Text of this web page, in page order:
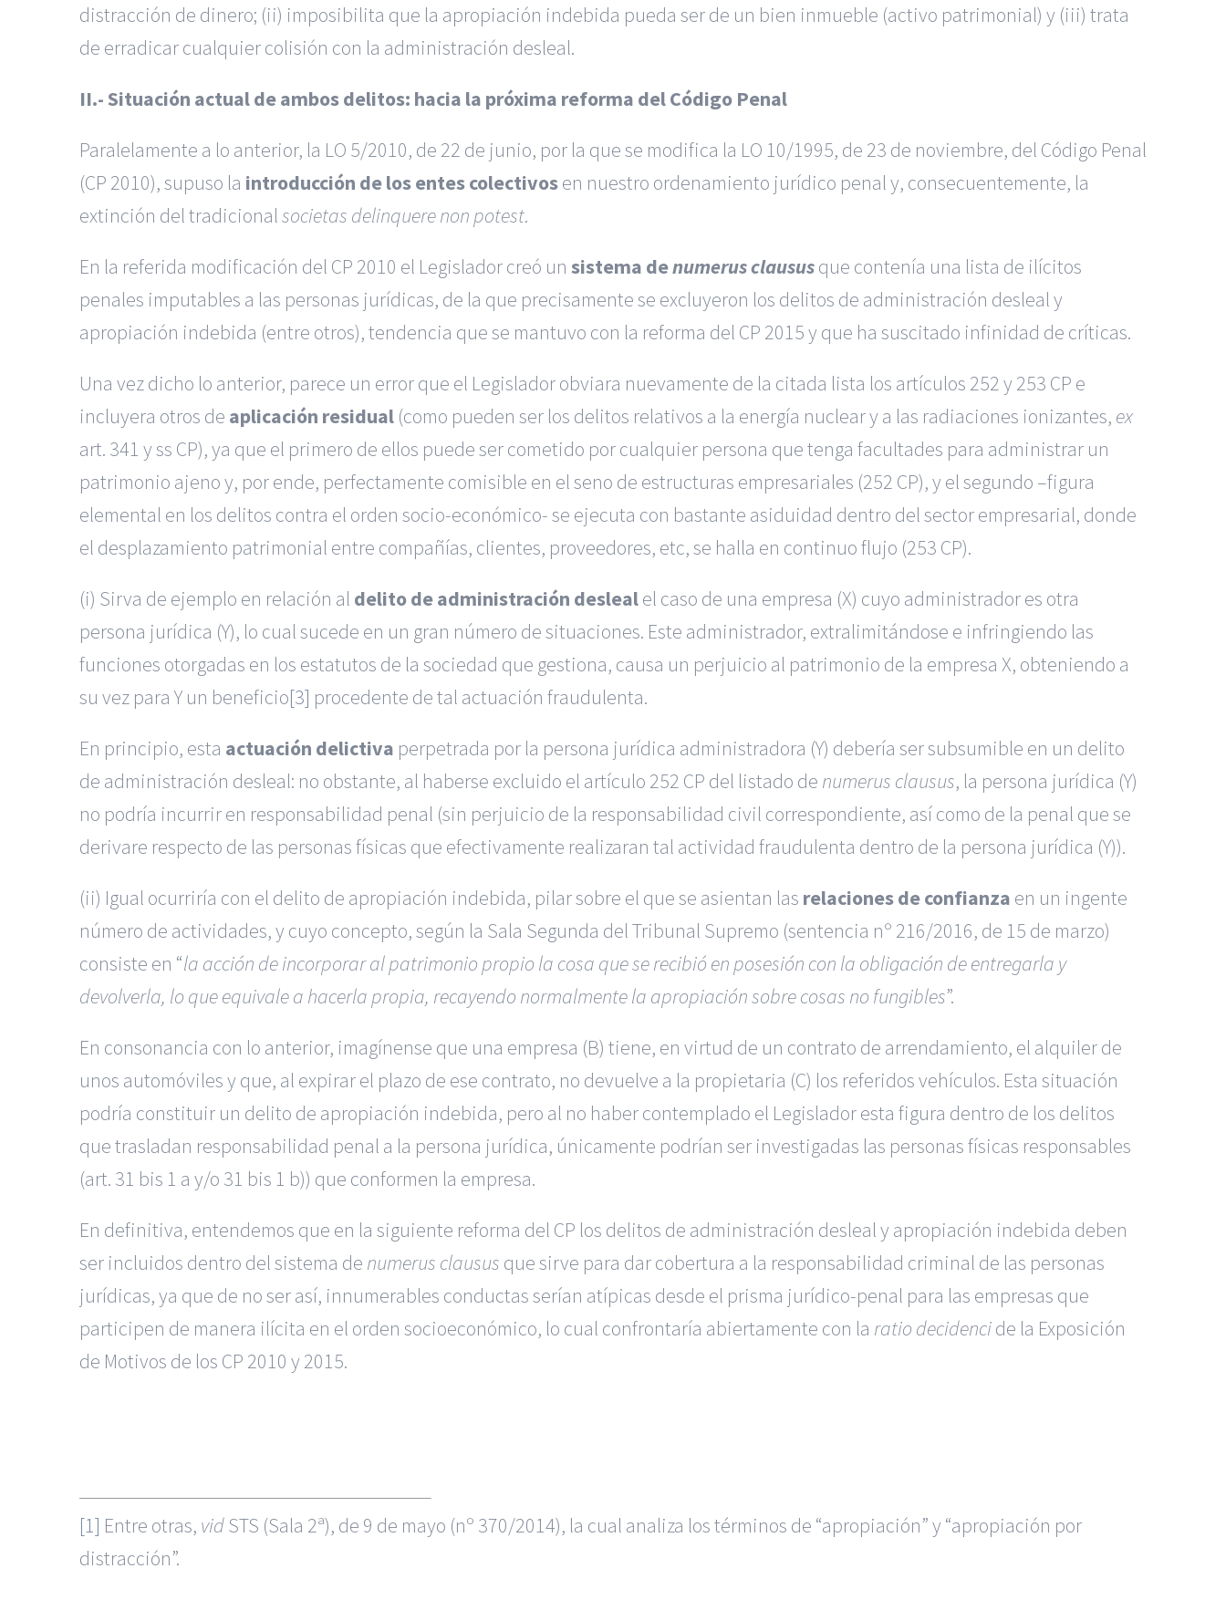
distracción de dinero; (ii) imposibilita que la apropiación indebida pueda ser de un bien inmueble (activo patrimonial) y (iii) trata
de erradicar cualquier colisión con la administración desleal.
II.- Situación actual de ambos delitos: hacia la próxima reforma del Código Penal
Paralelamente a lo anterior, la LO 5/2010, de 22 de junio, por la que se modifica la LO 10/1995, de 23 de noviembre, del Código Penal
(CP 2010), supuso la introducción de los entes colectivosen nuestro ordenamiento jurídico penal y, consecuentemente, la
extinción del tradicional societas delinquere non potest.
En la referida modificación del CP 2010 el Legislador creó un sistema denumerus claususque contenía una lista de ilícitos
penales imputables a las personas jurídicas, de la que precisamente se excluyeron los delitos de administración desleal y
apropiación indebida (entre otros), tendencia que se mantuvo con la reforma del CP 2015 y que ha suscitado infinidad de críticas.
Una vez dicho lo anterior, parece un errorque el Legislador obviara nuevamente de la citada lista los artículos 252 y 253 CP e
incluyera otros de aplicación residual (como pueden ser los delitos relativos a la energía nuclear y a las radiaciones ionizantes, ex
art. 341 y ss CP), ya que el primero de ellos puede ser cometido por cualquier persona que tenga facultades para administrar un
patrimonio ajeno y, por ende, perfectamente comisible en el seno de estructuras empresariales (252 CP), y el segundo –figura
elemental en los delitos contra el orden socio-económico- se ejecuta con bastante asiduidad dentro del sector empresarial, donde
el desplazamiento patrimonial entre compañías, clientes, proveedores, etc, se halla en continuo flujo (253 CP).
(i) Sirva de ejemplo en relación al delito de administración deslealel caso de una empresa (X) cuyo administrador es otra
persona jurídica (Y), lo cual sucede en un gran número de situaciones. Este administrador, extralimitándose e infringiendo las
funciones otorgadas en los estatutos de la sociedad que gestiona, causa un perjuicio al patrimonio de la empresa X, obteniendo a
su vez para Y un beneficio[3] procedente de tal actuación fraudulenta.
En principio, esta actuación delictiva perpetrada por la persona jurídica administradora (Y) debería ser subsumible en un delito
de administración desleal: no obstante, al haberse excluido el artículo 252 CP del listado de numerus clausus, la persona jurídica (Y)
no podría incurrir en responsabilidad penal (sin perjuicio de la responsabilidad civil correspondiente, así como de la penal que se
derivare respecto de las personas físicas que efectivamente realizaran tal actividad fraudulenta dentro de la persona jurídica (Y)).
(ii) Igual ocurriría con el delito de apropiación indebida, pilar sobre el que se asientan las relaciones de confianza en un ingente
número de actividades, y cuyo concepto, según la Sala Segunda del Tribunal Supremo (sentencia nº 216/2016, de 15 de marzo)
consiste en “la acción de incorporar al patrimonio propio la cosa que se recibió en posesión con la obligación de entregarla y
devolverla, lo que equivale a hacerla propia, recayendo normalmente la apropiación sobre cosas no fungibles”.
En consonancia con lo anterior, imagínense que una empresa (B) tiene, en virtud de un contrato de arrendamiento, el alquiler de
unos automóviles y que, al expirar el plazo de ese contrato, no devuelve a la propietaria (C) los referidos vehículos. Esta situación
podría constituir un delito de apropiación indebida, pero al no haber contemplado el Legislador esta figura dentro de los delitos
que trasladan responsabilidad penal a la persona jurídica, únicamente podrían ser investigadas las personas físicas responsables
(art. 31 bis 1 a y/o 31 bis 1 b)) que conformen la empresa.
En definitiva, entendemos que en la siguiente reforma del CP los delitos de administración desleal y apropiación indebida deben
ser incluidos dentro del sistema de numerus clausus que sirve para dar cobertura a la responsabilidad criminal de las personas
jurídicas, ya que de no ser así, innumerables conductas serían atípicas desde el prisma jurídico-penal para las empresas que
participen de manera ilícita en el orden socioeconómico, lo cual confrontaría abiertamente con la ratio decidencide la Exposición
de Motivos de los CP 2010 y 2015.
[1] Entre otras, vidSTS (Sala 2ª), de 9 de mayo (nº 370/2014), la cual analiza los términos de “apropiación” y “apropiación por
distracción”.